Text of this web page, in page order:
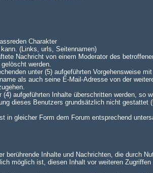
Charakter
(Links, urls, Seitennamen)
Nachricht von einem Moderator des
werden.
unter (5) aufgeführten Vorgehensweise
als auch seine E-Mail-Adresse von der
aufgeführten Inhalte überschritten werden, so
dieses Benutzers grundsätzlich nicht
in gleicher Form dem Forum entsprechend
Inhalte und Nachrichten, die durch
möglich ist, diesen Inhalt vor weiteren